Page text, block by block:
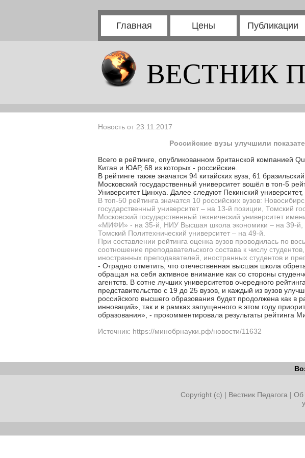
Главная Цены Публикации
ВЕСТНИК
Новость от 23.11.2017
Российские вузы улучшили
Всего в рейтинге, опубликованном британской компанией
Китая и ЮАР, 68 из которых - российские.
В рейтинге также значатся 94 китайских вуза, 61
Московский государственный университет вошёл в топ-5
Университет Цинхуа. Далее следуют Пекинский
В топ-50 рейтинга значатся 10 российских вузов:
государственный университет – на 13-й позиции, Томский
Московский государственный технический университет
«МИФИ» - на 35-й, НИУ Высшая школа экономики – на 39-й,
Томский Политехнический университет – на 49-й.
При составлении рейтинга оценка вузов проводилась по
соотношение преподавательского состава к числу
иностранных преподавателей, иностранных студентов и
- Отрадно отметить, что отечественная высшая школа
обращая на себя активное внимание как со стороны
агентств. В сотне лучших университетов очередного
представительство с 19 до 25 вузов, и каждый из вузов
российского высшего образования будет продолжена как в
инноваций», так и в рамках запущенного в этом году
образования», - прокомментировала результаты рейтинга
Источник: https://минобрнауки.рф/новости/11632
Copyright (c) | Вестник Педагога | Об